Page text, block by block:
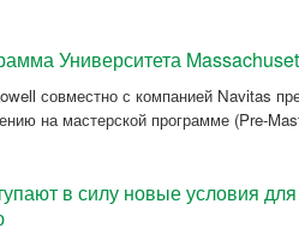
Университета
совместно с компанией Navitas
на мастерской программе (Pre-
в силу новые условия